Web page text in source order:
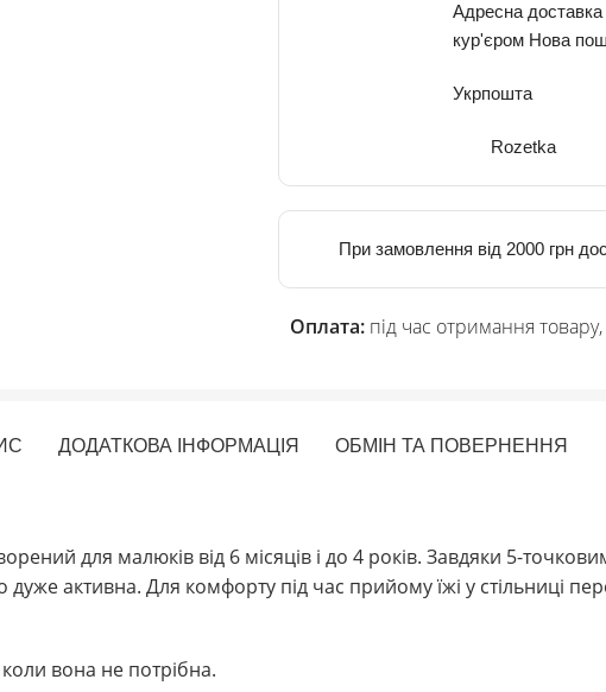
Адресна доставка
кур'єром Нова
Укрпошта
Rozetka
При замовлення від 2000 грн
Оплата: під час отримання
ДОДАТКОВА ІНФОРМАЦІЯ ОБМІН ТА ПОВЕРНЕННЯ
для малюків від 6 місяців і до 4 років. Завдяки 5-
активна. Для комфорту під час прийому їжі у стільниці
вона не потрібна.